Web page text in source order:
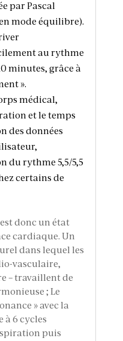
par Pascal
mode équilibre).
au rythme
minutes, grâce à
».
médical,
et le temps
des données
du rythme 5,5/5,5
certains de
donc un état
cardiaque. Un
dans lequel les
vasculaire,
– travaillent de
; Le
» avec la
à 6 cycles
puis